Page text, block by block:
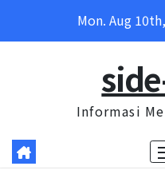
Mon. Aug
Informasi